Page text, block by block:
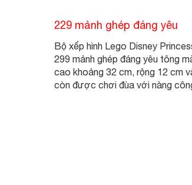
229 mảnh ghép đáng yêu
Bộ xếp hình Lego Disney
299 mảnh ghép đáng yêu tông
cao khoảng 32 cm, rộng 12 cm
còn được chơi đùa với nàng